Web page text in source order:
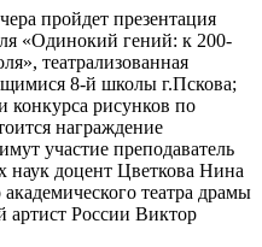
пройдет презентация
«Одинокий гений: к 200-
театрализованная
8-й школы г.Пскова;
конкурса рисунков по
награждение
участие преподаватель
доцент Цветкова Нина
театра драмы
России Виктор